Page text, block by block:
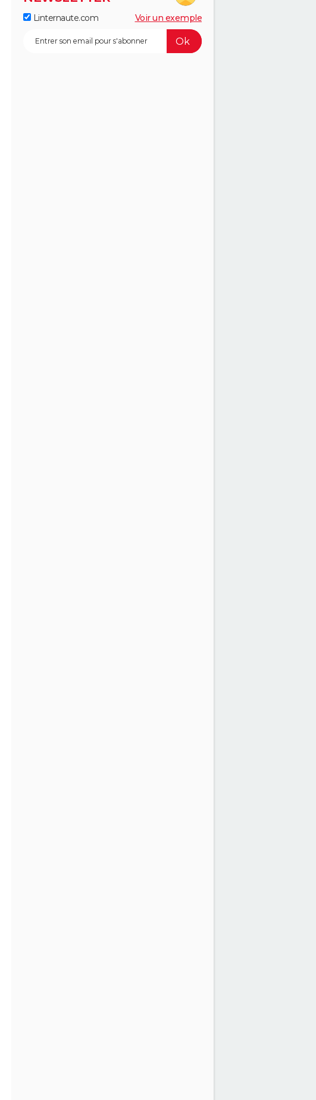
Linternaute.com Voir un exemple